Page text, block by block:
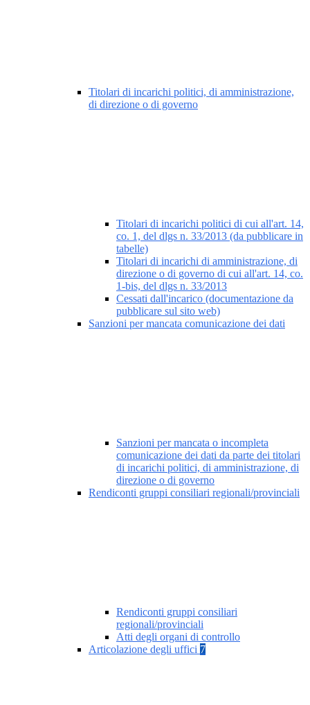
Titolari di incarichi politici, di amministrazione,
di direzione o di governo
Titolari di incarichi politici di cui all'art. 14,
co. 1, del dlgs n. 33/2013 (da pubblicare in
tabelle)
Titolari di incarichi di amministrazione, di
direzione o di governo di cui all'art. 14, co.
1-bis, del dlgs n. 33/2013
Cessati dall'incarico (documentazione da
pubblicare sul sito web)
Sanzioni per mancata comunicazione dei dati
Sanzioni per mancata o incompleta
comunicazione dei dati da parte dei titolari
di incarichi politici, di amministrazione, di
direzione o di governo
Rendiconti gruppi consiliari regionali/provinciali
Rendiconti gruppi consiliari
regionali/provinciali
Atti degli organi di controllo
Articolazione degli uffici 7